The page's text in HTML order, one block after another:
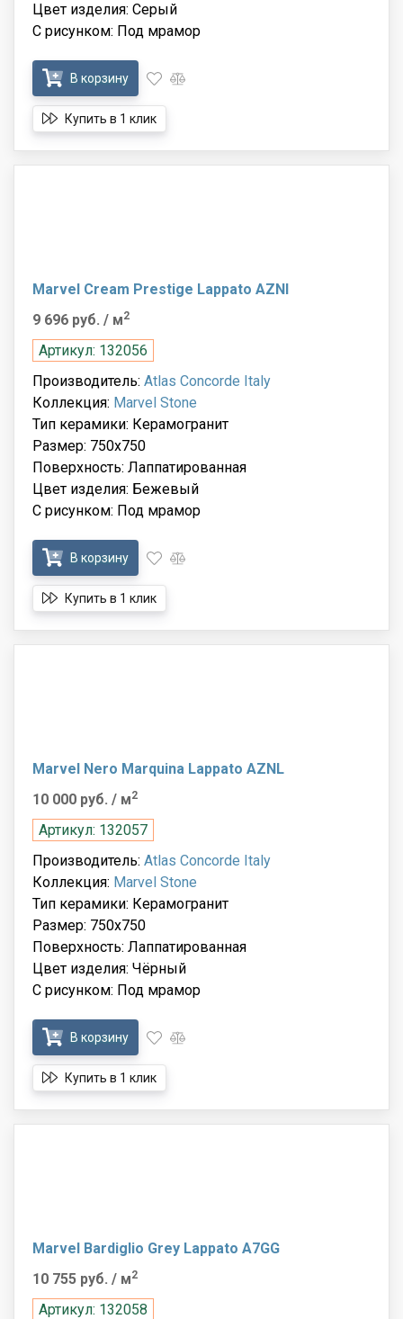
Цвет изделия: Серый
С рисунком: Под мрамор
В корзину
Купить в 1 клик
Marvel Cream Prestige Lappato AZNI
9 696 руб. / м2
Артикул: 132056
Производитель: Atlas Concorde Italy
Коллекция: Marvel Stone
Тип керамики: Керамогранит
Размер: 750x750
Поверхность: Лаппатированная
Цвет изделия: Бежевый
С рисунком: Под мрамор
В корзину
Купить в 1 клик
Marvel Nero Marquina Lappato AZNL
10 000 руб. / м2
Артикул: 132057
Производитель: Atlas Concorde Italy
Коллекция: Marvel Stone
Тип керамики: Керамогранит
Размер: 750x750
Поверхность: Лаппатированная
Цвет изделия: Чёрный
С рисунком: Под мрамор
В корзину
Купить в 1 клик
Marvel Bardiglio Grey Lappato A7GG
10 755 руб. / м2
Артикул: 132058